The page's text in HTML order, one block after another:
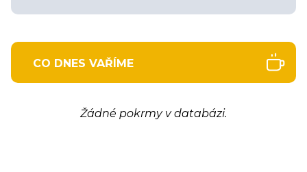
CO DNES VAŘÍME
Žádné pokrmy v databázi.